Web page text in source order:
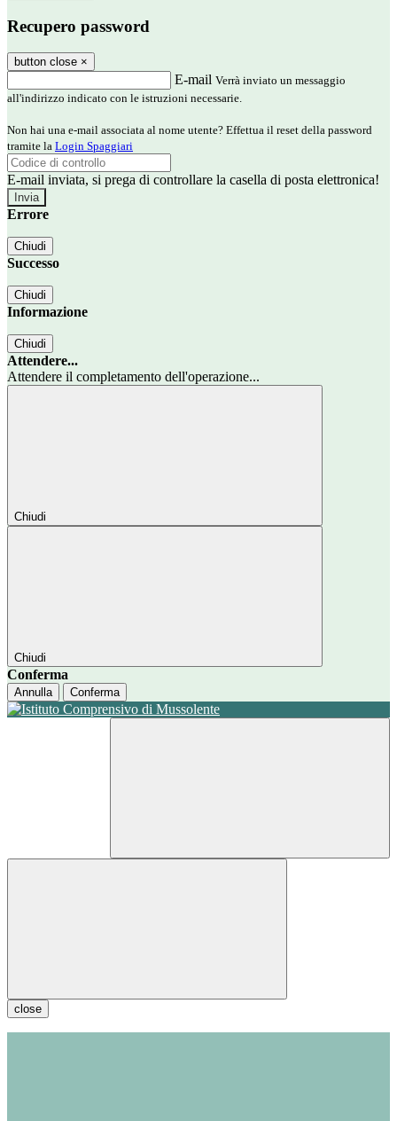
Recupero password
button close ×
E-mail Verrà inviato un messaggio
all'indirizzo indicato con le istruzioni necessarie.
Non hai una e-mail associata al nome utente? Effettua il reset della password
tramite la Login Spaggiari
E-mail inviata, si prega di controllare la casella di posta elettronica!
Errore
Chiudi
Successo
Chiudi
Informazione
Chiudi
Attendere...
Attendere il completamento dell'operazione...
Chiudi
Chiudi
Conferma
Annulla Conferma
close